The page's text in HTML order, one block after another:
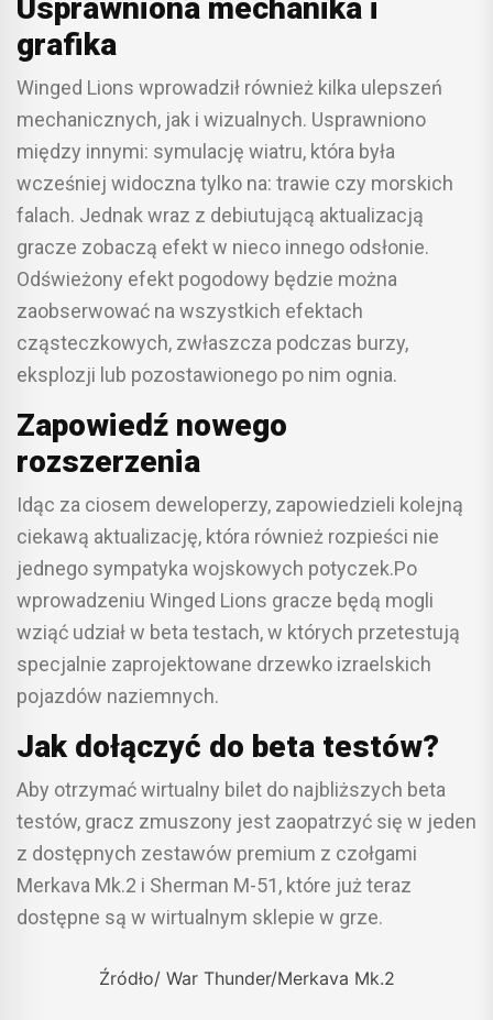
Usprawniona mechanika i
grafika
Winged Lions wprowadził również kilka ulepszeń
mechanicznych, jak i wizualnych. Usprawniono
między innymi: symulację wiatru, która była
wcześniej widoczna tylko na: trawie czy morskich
falach. Jednak wraz z debiutującą aktualizacją
gracze zobaczą efekt w nieco innego odsłonie.
Odświeżony efekt pogodowy będzie można
zaobserwować na wszystkich efektach
cząsteczkowych, zwłaszcza podczas burzy,
eksplozji lub pozostawionego po nim ognia.
Zapowiedź nowego
rozszerzenia
Idąc za ciosem deweloperzy, zapowiedzieli kolejną
ciekawą aktualizację, która również rozpieści nie
jednego sympatyka wojskowych potyczek.Po
wprowadzeniu Winged Lions gracze będą mogli
wziąć udział w beta testach, w których przetestują
specjalnie zaprojektowane drzewko izraelskich
pojazdów naziemnych.
Jak dołączyć do beta testów?
Aby otrzymać wirtualny bilet do najbliższych beta
testów, gracz zmuszony jest zaopatrzyć się w jeden
z dostępnych zestawów premium z czołgami
Merkava Mk.2 i Sherman M-51, które już teraz
dostępne są w wirtualnym sklepie w grze.
Źródło/ War Thunder/Merkava Mk.2